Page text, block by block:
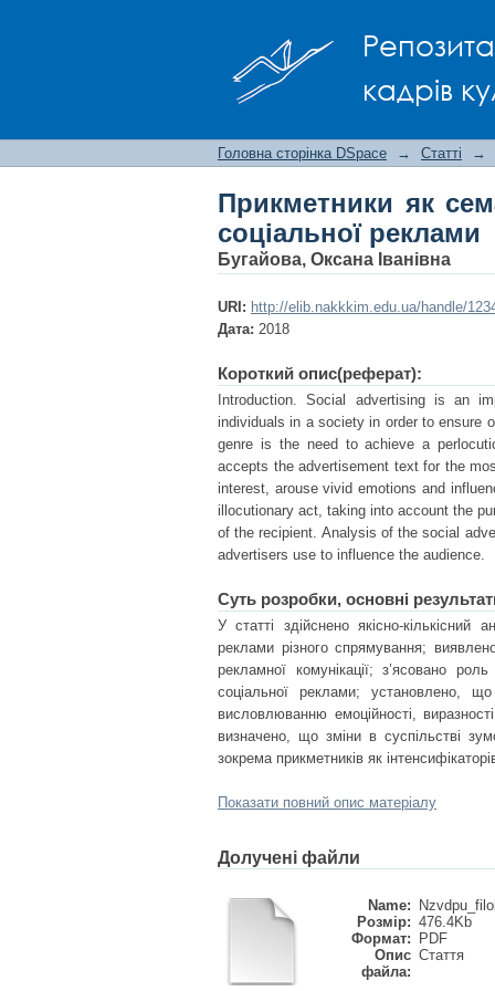
кадрів
Головна сторінка DSpace → Статті →
Прикметники як
соціальної реклами
Бугайова, Оксана Іванівна
URI: http://elib.nakkkim.edu.ua/handle/
Дата: 2018
Короткий опис(реферат):
Introduction. Social advertising is an
individuals in a society in order to ensure
genre is the need to achieve a
accepts the advertisement text for the
interest, arouse vivid emotions and
illocutionary act, taking into account the
of the recipient. Analysis of the social
advertisers use to influence the audience.
Суть розробки, основні
У статті здійснено якісно-кількісний
реклами різного спрямування;
рекламної комунікації; з’ясовано
соціальної реклами; установлено,
висловлюванню емоційності,
визначено, що зміни в суспільстві
зокрема прикметників як
Показати повний опис матеріалу
Долучені файли
Name:
Розмір: 476.4Kb
Формат:
PDF
Опис
файла:
Стаття